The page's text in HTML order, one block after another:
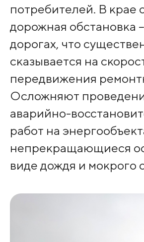
потребителей. В крае
дорожная обстановка
дорогах, что
сказывается на
передвижения
Осложняют
аварийно-
работ на
непрекращающиеся
виде дождя и мокрого